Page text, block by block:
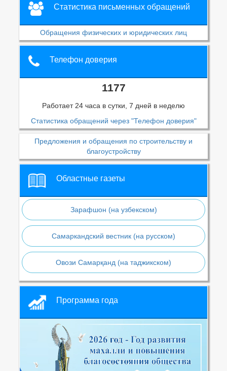
Статистика письменных обращений
Обращения физических и юридических лиц
Телефон доверия
1177
Работает 24 часа в сутки, 7 дней в неделю
Статистика обращений через "Телефон доверия"
Предложения и обращения по строительству и
благоустройству
Областные газеты
Зарафшон (на узбекском)
Самаркандский вестник (на русском)
Овози Самарқанд (на таджикском)
Программа года